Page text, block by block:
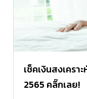
เช็คเงินสงเคร
2565 คลิ๊กเลย!